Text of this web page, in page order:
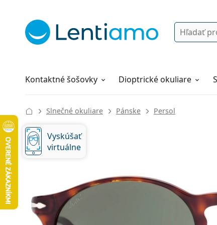
Kontaktné šošovky
Roztoky Dioptrické okuliare
Všetko o nákupe
Slnečné okuliare Pánske Persol
Vyskúšať
virtuálne